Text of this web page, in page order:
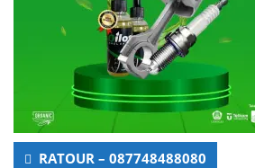
RATOUR – 087748488080